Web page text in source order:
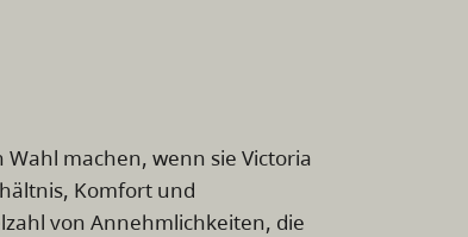
machen, wenn sie Victoria
Komfort und
von Annehmlichkeiten, die